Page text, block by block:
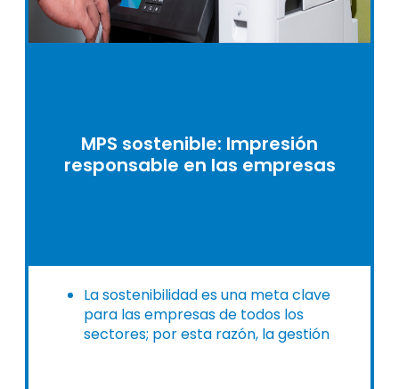
MPS sostenible: Impresión
responsable en las empresas
La sostenibilidad es una meta clave
para las empresas de todos los
sectores; por esta razón, la gestión